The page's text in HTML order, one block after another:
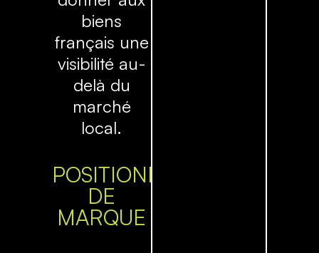
biens
français une
visibilité au-
delà du
marché
local.
POSITIONNEMENT
DE
MARQUE